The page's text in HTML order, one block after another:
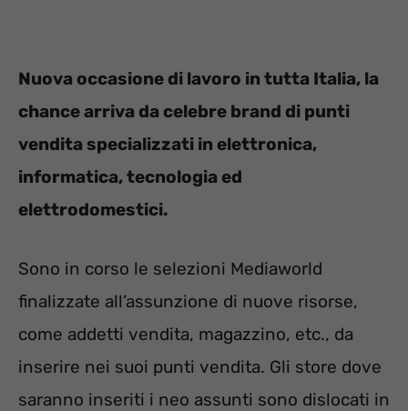
Nuova occasione di lavoro in tutta Italia, la
chance arriva da celebre brand di punti
vendita specializzati in elettronica,
informatica, tecnologia ed
elettrodomestici.
Sono in corso le selezioni Mediaworld
finalizzate all’assunzione di nuove risorse,
come addetti vendita, magazzino, etc., da
inserire nei suoi punti vendita. Gli store dove
saranno inseriti i neo assunti sono dislocati in